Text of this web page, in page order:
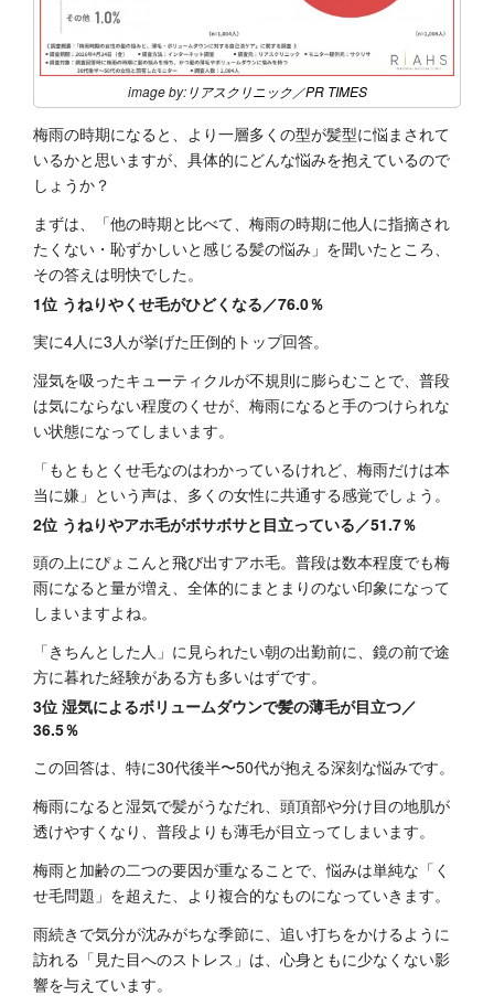
image by:リアスクリニック／PR TIMES
梅雨の時期になると、より一層多くの型が髪型に悩まされて
いるかと思いますが、具体的にどんな悩みを抱えているので
しょうか？
まずは、「他の時期と比べて、梅雨の時期に他人に指摘され
たくない・恥ずかしいと感じる髪の悩み」を聞いたところ、
その答えは明快でした。
1位 うねりやくせ毛がひどくなる／76.0％
実に4人に3人が挙げた圧倒的トップ回答。
湿気を吸ったキューティクルが不規則に膨らむことで、普段
は気にならない程度のくせが、梅雨になると手のつけられな
い状態になってしまいます。
「もともとくせ毛なのはわかっているけれど、梅雨だけは本
当に嫌」という声は、多くの女性に共通する感覚でしょう。
2位 うねりやアホ毛がボサボサと目立っている／51.7％
頭の上にぴょこんと飛び出すアホ毛。普段は数本程度でも梅
雨になると量が増え、全体的にまとまりのない印象になって
しまいますよね。
「きちんとした人」に見られたい朝の出勤前に、鏡の前で途
方に暮れた経験がある方も多いはずです。
3位 湿気によるボリュームダウンで髪の薄毛が目立つ／
36.5％
この回答は、特に30代後半〜50代が抱える深刻な悩みです。
梅雨になると湿気で髪がうなだれ、頭頂部や分け目の地肌が
透けやすくなり、普段よりも薄毛が目立ってしまいます。
梅雨と加齢の二つの要因が重なることで、悩みは単純な「く
せ毛問題」を超えた、より複合的なものになっていきます。
雨続きで気分が沈みがちな季節に、追い打ちをかけるように
訪れる「見た目へのストレス」は、心身ともに少なくない影
響を与えています。